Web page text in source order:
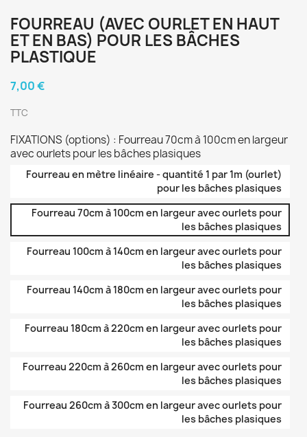
FOURREAU (AVEC OURLET EN HAUT
ET EN BAS) POUR LES BÂCHES
PLASTIQUE
7,00 €
TTC
FIXATIONS (options) : Fourreau 70cm à 100cm en largeur
avec ourlets pour les bâches plasiques
Fourreau en mètre linéaire - quantité 1 par 1m (ourlet)
pour les bâches plasiques
Fourreau 70cm à 100cm en largeur avec ourlets pour
les bâches plasiques
Fourreau 100cm à 140cm en largeur avec ourlets pour
les bâches plasiques
Fourreau 140cm à 180cm en largeur avec ourlets pour
les bâches plasiques
Fourreau 180cm à 220cm en largeur avec ourlets pour
les bâches plasiques
Fourreau 220cm à 260cm en largeur avec ourlets pour
les bâches plasiques
Fourreau 260cm à 300cm en largeur avec ourlets pour
les bâches plasiques